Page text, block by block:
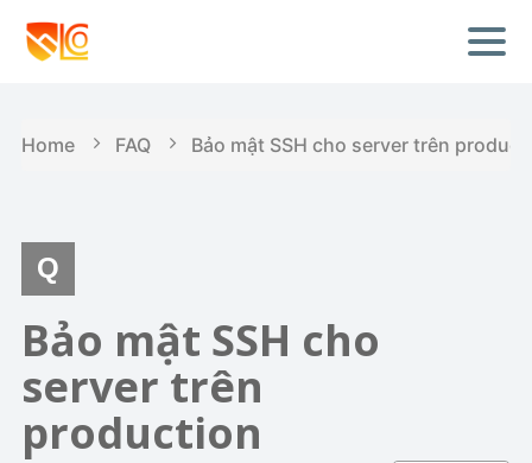
Home FAQ Bảo mật SSH cho server trên
Bảo mật SSH cho
server trên
production